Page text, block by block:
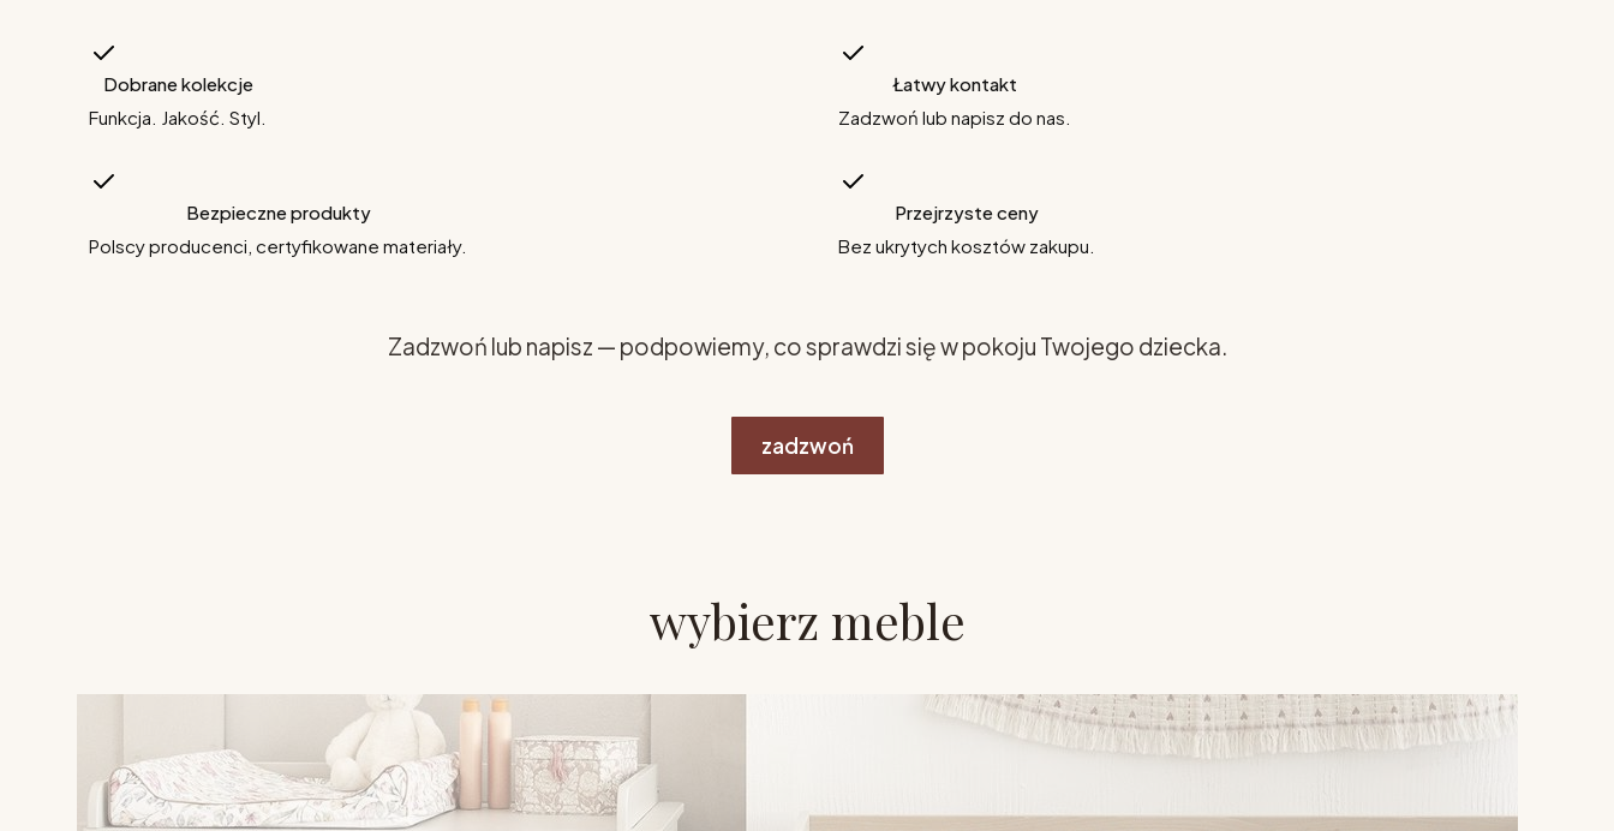
Dobrane kolekcje
Funkcja. Jakość. Styl.
Łatwy kontakt
Zadzwoń lub napisz do nas.
Bezpieczne produkty
Polscy producenci, certyfikowane materiały.
Przejrzyste ceny
Bez ukrytych kosztów zakupu.
Zadzwoń lub napisz — podpowiemy, co sprawdzi się w pokoju Twojego dziecka.
zadzwoń
wybierz meble